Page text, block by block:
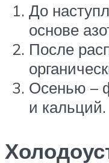
До
основе
После
Осенью –
и кальций.